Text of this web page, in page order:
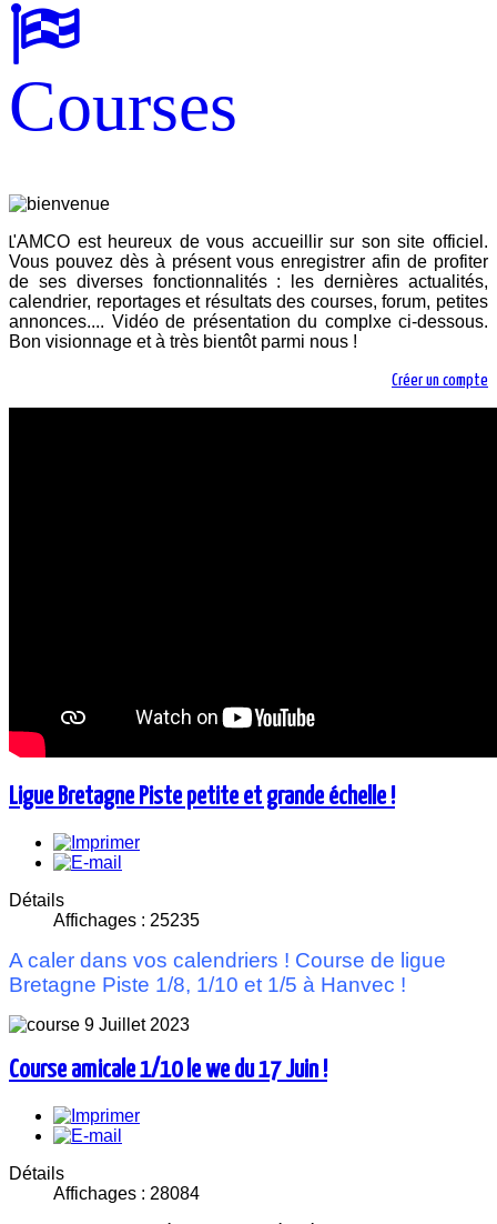
Courses
L'AMCO est heureux de vous accueillir sur son site officiel.
Vous pouvez dès à présent vous enregistrer afin de profiter
de ses diverses fonctionnalités : les dernières actualités,
calendrier, reportages et résultats des courses, forum, petites
annonces.... Vidéo de présentation du complxe ci-dessous.
Bon visionnage et à très bientôt parmi nous !
Créer un compte
Ligue Bretagne Piste petite et grande échelle !
Détails
Affichages : 25235
A caler dans vos calendriers ! Course de ligue
Bretagne Piste 1/8, 1/10 et 1/5 à Hanvec !
Course amicale 1/10 le we du 17 Juin !
Détails
Affichages : 28084